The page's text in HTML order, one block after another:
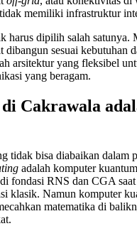
memiliki infrastruktur
harus dipilih salah satunya.
dibangun sesuai kebutuhan
arsitektur yang fleksibel
yang beragam.
Cakrawala
tidak bisa diabaikan dalam
adalah komputer
fondasi RNS dan CGA
klasik. Namun komputer
matematika di